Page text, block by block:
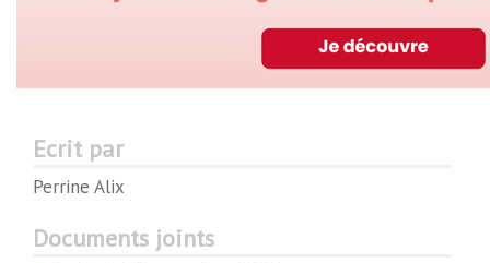
Ecrit par
Perrine Alix
Documents joints